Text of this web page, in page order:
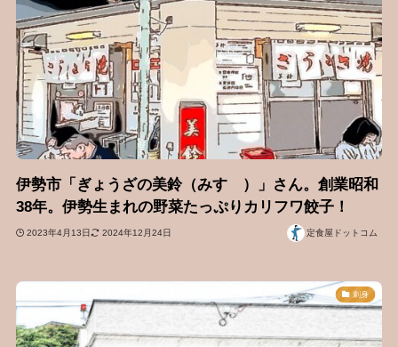
伊勢市「ぎょうざの美鈴（みすゞ）」さん。創業昭和
38年。伊勢生まれの野菜たっぷりカリフワ餃子！
2023年4月13日 2024年12月24日 定食屋ドットコム
刺身